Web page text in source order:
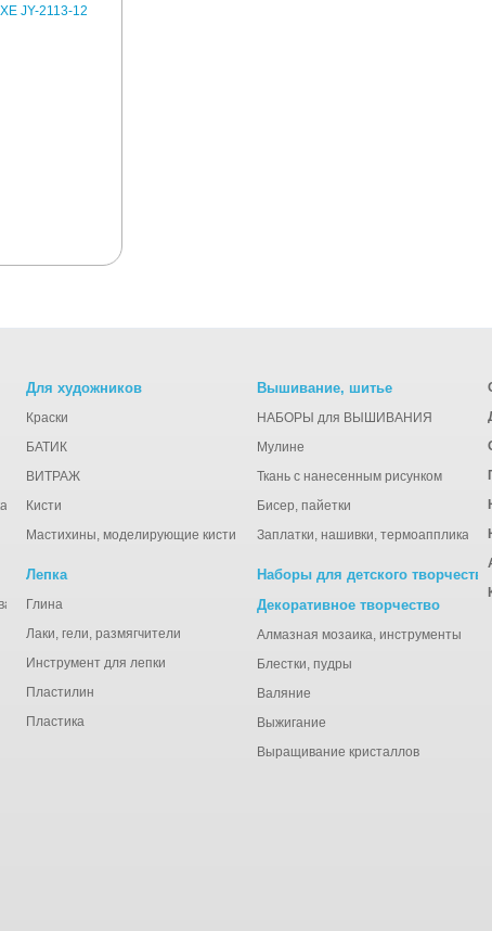
Для художников
Краски
БАТИК
ВИТРАЖ
Кисти
Мастихины, моделирующие кисти
Вышивание, шитье
НАБОРЫ для ВЫШИВАНИЯ
Мулине
Ткань с нанесенным рисунком
Бисер, пайетки
Заплатки, нашивки, термоаппликации
тишью
Лепка
Глина
Лаки, гели, размягчители
Инструмент для лепки
Пластилин
Пластика
Наборы для детского творчества
Декоративное творчество
Алмазная мозаика, инструменты
Блестки, пудры
Валяние
Выжигание
Выращивание кристаллов